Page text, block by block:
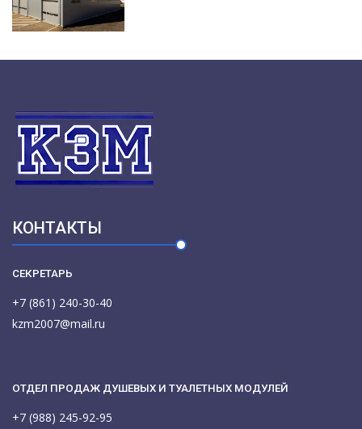
КОНТАКТЫ
СЕКРЕТАРЬ
+7 (861) 240-30-40
kzm2007@mail.ru
ОТДЕЛ ПРОДАЖ ДУШЕВЫХ И ТУАЛЕТНЫХ МОДУЛЕЙ
+7 (988) 245-92-95